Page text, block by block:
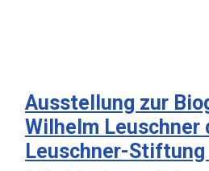
Ausstellung zur
Wilhelm Leuschner
Leuschner-